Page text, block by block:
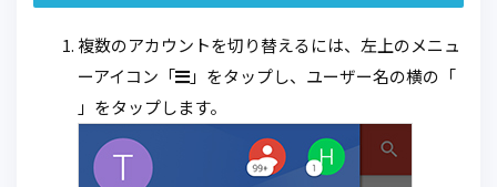
複数のアカウントを切り替えるには、左上のメニュ
ーアイコン「
」をタップし、ユーザー名の横の「
」をタップします。